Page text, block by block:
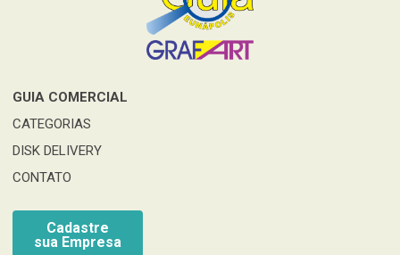
GUIA COMERCIAL
CATEGORIAS
DISK DELIVERY
CONTATO
Cadastre
sua Empresa